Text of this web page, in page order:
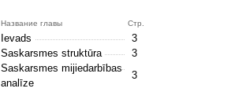
Название главы Стр.
Ievads
3
Saskarsmes struktūra
3
Saskarsmes mijiedarbības
analīze
3